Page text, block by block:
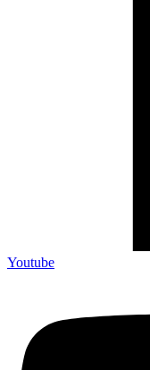
Youtube